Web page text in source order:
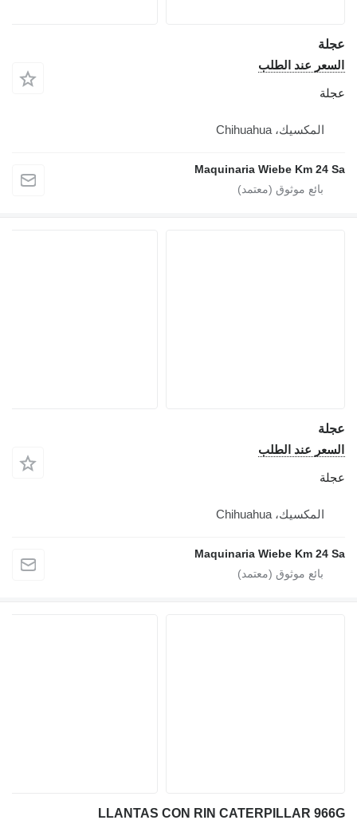
عجلة
السعر عند الطلب
عجلة
المكسيك، Chihuahua
Maquinaria Wiebe Km 24 Sa
عجلة
السعر عند الطلب
عجلة
المكسيك، Chihuahua
Maquinaria Wiebe Km 24 Sa
LLANTAS CON RIN CATERPILLAR 966G